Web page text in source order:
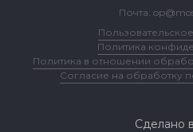
Почта:
Политика
Политика в отношении
Согласие на обработку
Сделано